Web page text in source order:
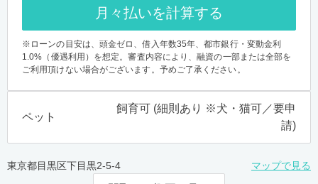
月々払いを計算する
※ローンの目安は、頭金ゼロ、借入年数35年、都市銀行・変動金利
1.0%（優遇利用）を想定。審査内容により、融資の一部または全部を
ご利用頂けない場合がございます。予めご了承ください。
ペット
飼育可 (細則あり ※犬・猫可／要申
請)
東京都目黒区下目黒2-5-4 マップで見る